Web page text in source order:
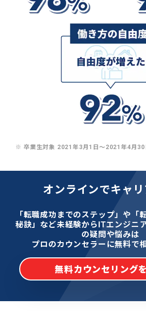
※ 卒業生対象 2021年3月1日〜2021年4月30
オンラインでキャ
「転職成功までのステップ」や「
秘訣」など未経験からITエンジニ
の疑問や悩みは
プロのカウンセラーに無料で
無料カウンセリング